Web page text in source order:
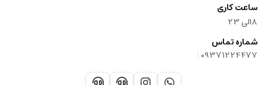
ساعت کاری
8الی 23
شماره تماس
09371224477
|